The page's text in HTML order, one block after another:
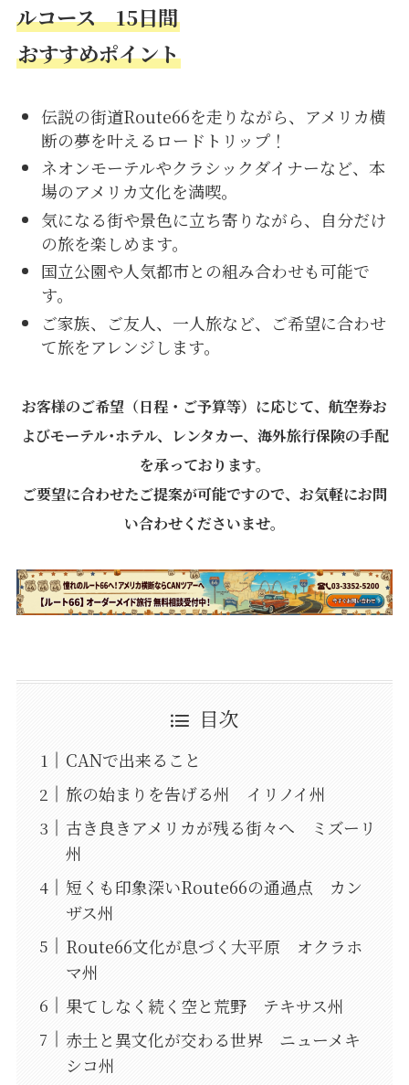
ルコース 15日間
おすすめポイント
伝説の街道Route66を走りながら、アメリカ横
断の夢を叶えるロードトリップ！
ネオンモーテルやクラシックダイナーなど、本
場のアメリカ文化を満喫。
気になる街や景色に立ち寄りながら、自分だけ
の旅を楽しめます。
国立公園や人気都市との組み合わせも可能で
す。
ご家族、ご友人、一人旅など、ご希望に合わせ
て旅をアレンジします。
お客様のご希望（日程・ご予算等）に応じて、 航空券お
よびモーテル･ホテル、レンタカー、海外旅行保険の手配
を承っております。
ご要望に合わせたご提案が可能ですので、お気軽にお問
い合わせくださいませ。
目次
CANで出来ること
旅の始まりを告げる州 イリノイ州
古き良きアメリカが残る街々へ ミズーリ
州
短くも印象深いRoute66の通過点 カン
ザス州
Route66文化が息づく大平原 オクラホ
マ州
果てしなく続く空と荒野 テキサス州
赤土と異文化が交わる世界 ニューメキ
シコ州